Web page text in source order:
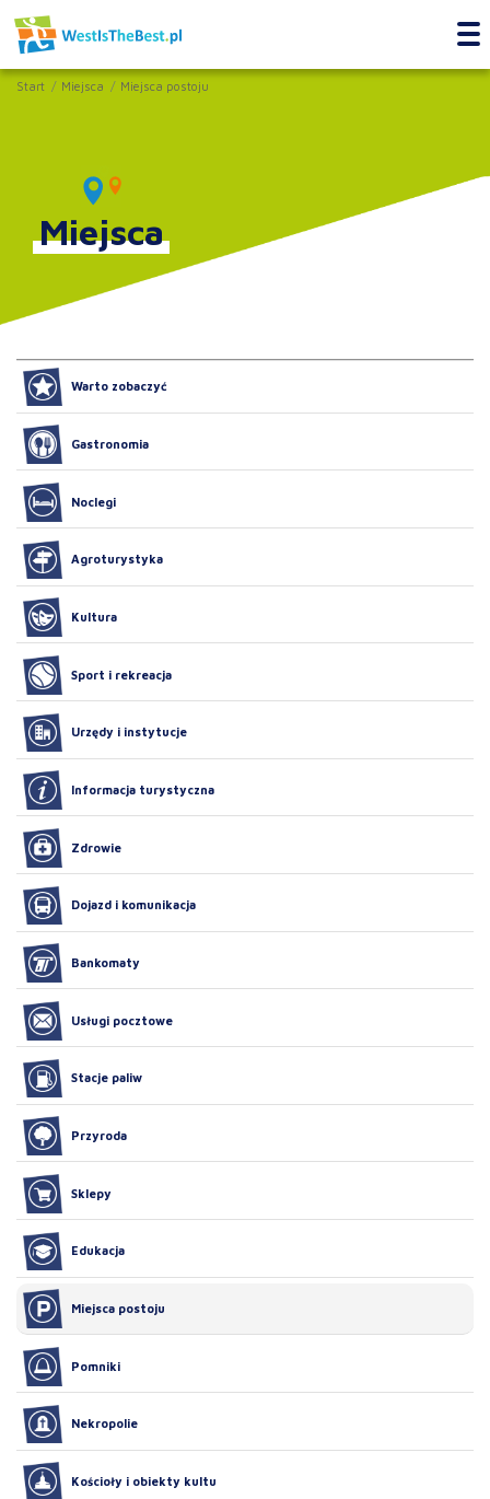
Start Miejsca Miejsca postoju
Miejsca
Warto zobaczyć
Gastronomia
Noclegi
Agroturystyka
Kultura
Sport i rekreacja
Urzędy i instytucje
Informacja turystyczna
Zdrowie
Dojazd i komunikacja
Bankomaty
Usługi pocztowe
Stacje paliw
Przyroda
Sklepy
Edukacja
Miejsca postoju
Pomniki
Nekropolie
Kościoły i obiekty kultu